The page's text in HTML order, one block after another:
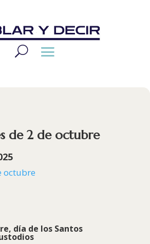
de 2 de octubre
octubre
día de los Santos